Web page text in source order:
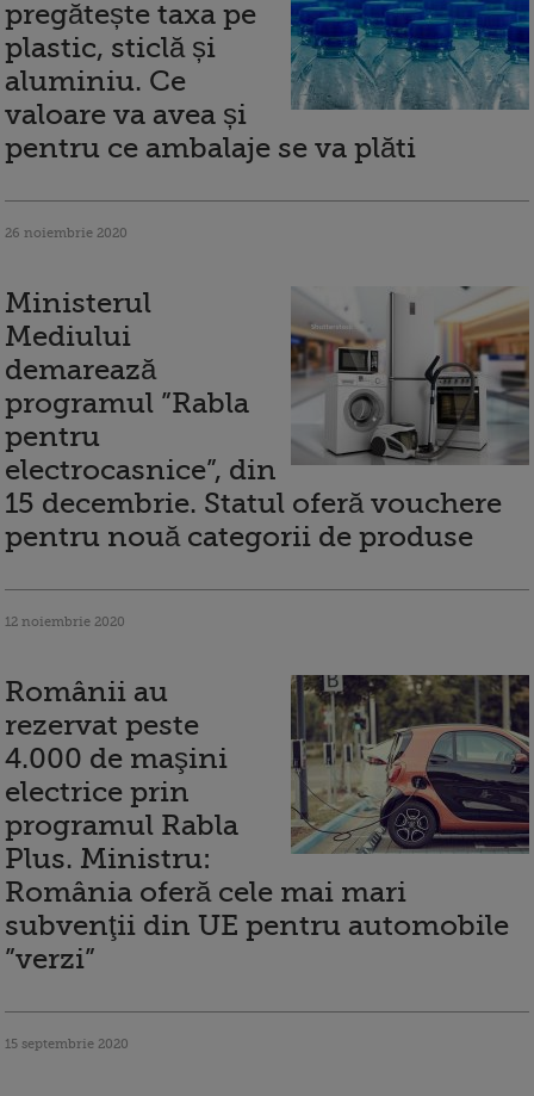
pregătește taxa pe
plastic, sticlă și
aluminiu. Ce
valoare va avea și
pentru ce ambalaje se va plăti
26 noiembrie 2020
Ministerul
Mediului
demarează
programul ”Rabla
pentru
electrocasnice”, din
15 decembrie. Statul oferă vouchere
pentru nouă categorii de produse
12 noiembrie 2020
Românii au
rezervat peste
4.000 de maşini
electrice prin
programul Rabla
Plus. Ministru:
România oferă cele mai mari
subvenţii din UE pentru automobile
”verzi”
15 septembrie 2020